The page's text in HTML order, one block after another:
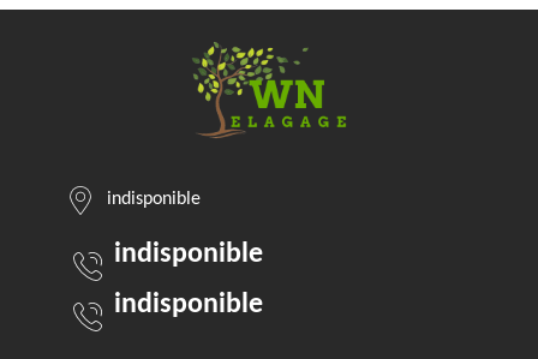
indisponible
indisponible
indisponible